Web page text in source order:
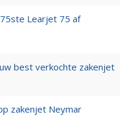
Learjet 75 af
best verkochte zakenjet
zakenjet Neymar